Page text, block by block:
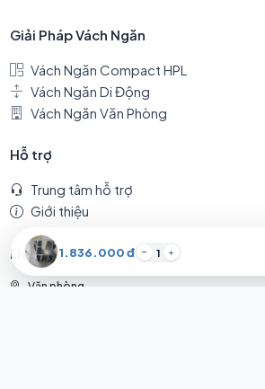
1.836.000 đ 1
Giải Pháp Vách Ngăn
Vách Ngăn Compact HPL
Vách Ngăn Di Động
Vách Ngăn Văn Phòng
Hỗ trợ
Trung tâm hỗ trợ
Giới thiệu
Liên hệ
Văn phòng